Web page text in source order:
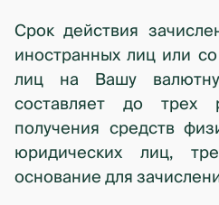
Срок действия
иностранных лиц или
лиц на Вашу
составляет до трех
получения средств
юридических лиц,
основание для